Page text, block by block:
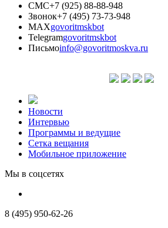
СМС+7 (925) 88-88-948
Звонок+7 (495) 73-73-948
MAXgovoritmskbot
Telegramgovoritmskbot
Письмоinfo@govoritmoskva.ru
Новости
Интервью
Программы и ведущие
Сетка вещания
Мобильное приложение
Мы в соцсетях
8 (495) 950-62-26